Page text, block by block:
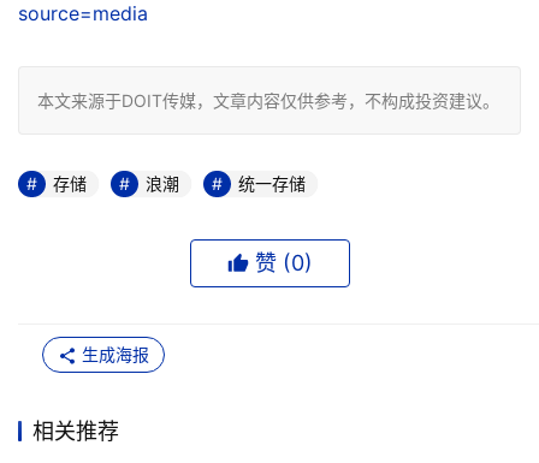
source=media
本文来源于DOIT传媒，文章内容仅供参考，不构成投资建议。
存储 浪潮 统一存储
赞 (0)
生成海报
相关推荐